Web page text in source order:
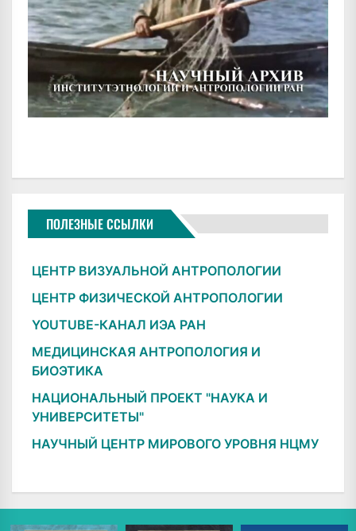
ПОЛЕЗНЫЕ ССЫЛКИ
ЦЕНТР ВИЗУАЛЬНОЙ АНТРОПОЛОГИИ
ЦЕНТР ФИЗИЧЕСКОЙ АНТРОПОЛОГИИ
YOUTUBE-КАНАЛ ИЭА РАН
МЕДИЦИНСКАЯ АНТРОПОЛОГИЯ И
БИОЭТИКА
НАЦИОНАЛЬНЫЙ ПРОЕКТ "НАУКА И
УНИВЕРСИТЕТЫ"
НАУЧНЫЙ ЦЕНТР МИРОВОГО УРОВНЯ НЦМУ